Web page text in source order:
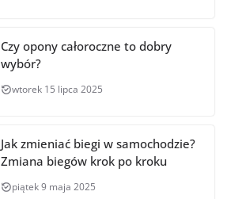
Czy opony całoroczne to dobry
wybór?
wtorek 15 lipca 2025
Jak zmieniać biegi w samochodzie?
Zmiana biegów krok po kroku
piątek 9 maja 2025